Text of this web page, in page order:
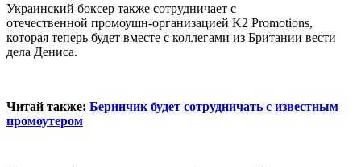
Украинский боксер также сотрудничает с
отечественной промоушн-организацией K2 Promotions,
которая теперь будет вместе с коллегами из Британии вести
дела Дениса.
Читай также: Беринчик будет сотрудничать с известным
промоутером